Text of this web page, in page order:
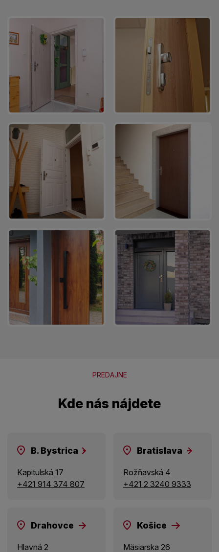
PREDAJNE
Kde nás nájdete
B. Bystrica
Kapitulská 17
+421 914 374 807
Bratislava
Rožňavská 4
+421 2 3240 9333
Drahovce
Hlavná 2
Košice
Mäsiarska 26